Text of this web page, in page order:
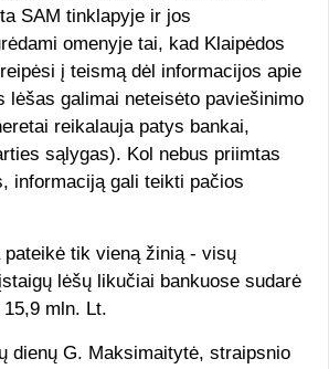
SAM tinklapyje ir jos
omenyje tai, kad Klaipėdos
į teismą dėl informacijos apie
lėšas galimai neteisėto paviešinimo
reikalauja patys bankai,
sąlygas). Kol nebus priimtas
informaciją gali teikti pačios
tik vieną žinią - visų
lėšų likučiai bankuose sudarė
mln. Lt.
dienų G. Maksimaitytė, straipsnio